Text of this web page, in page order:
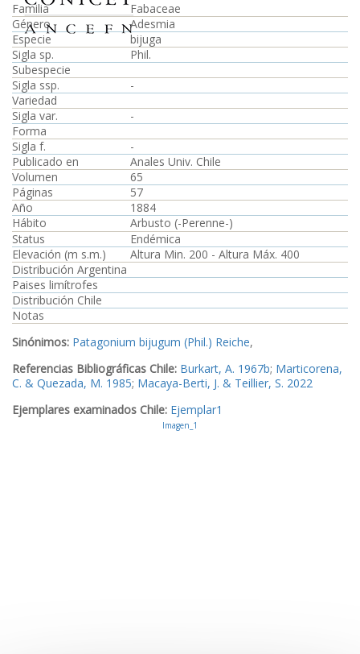
Familia
Fabaceae
Género
Adesmia
Especie
bijuga
Sigla sp.
Phil.
Subespecie
Sigla ssp.
-
Variedad
Sigla var.
-
Forma
Sigla f.
-
Publicado en
Anales Univ. Chile
Volumen
65
Páginas
57
Año
1884
Hábito
Arbusto (-Perenne-)
Status
Endémica
Elevación (m s.m.)
Altura Min. 200 - Altura Máx. 400
Distribución Argentina
Paises limítrofes
Distribución Chile
Notas
Sinónimos: Patagonium bijugum (Phil.) Reiche,
Referencias Bibliográficas Chile: Burkart, A. 1967b; Marticorena,
C. & Quezada, M. 1985; Macaya-Berti, J. & Teillier, S. 2022
Ejemplares examinados Chile: Ejemplar1
Imagen_1